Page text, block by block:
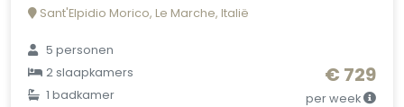
Sant'Elpidio Morico, Le Marche, Italië
5 personen
2 slaapkamers
1 badkamer
€ 729
per week